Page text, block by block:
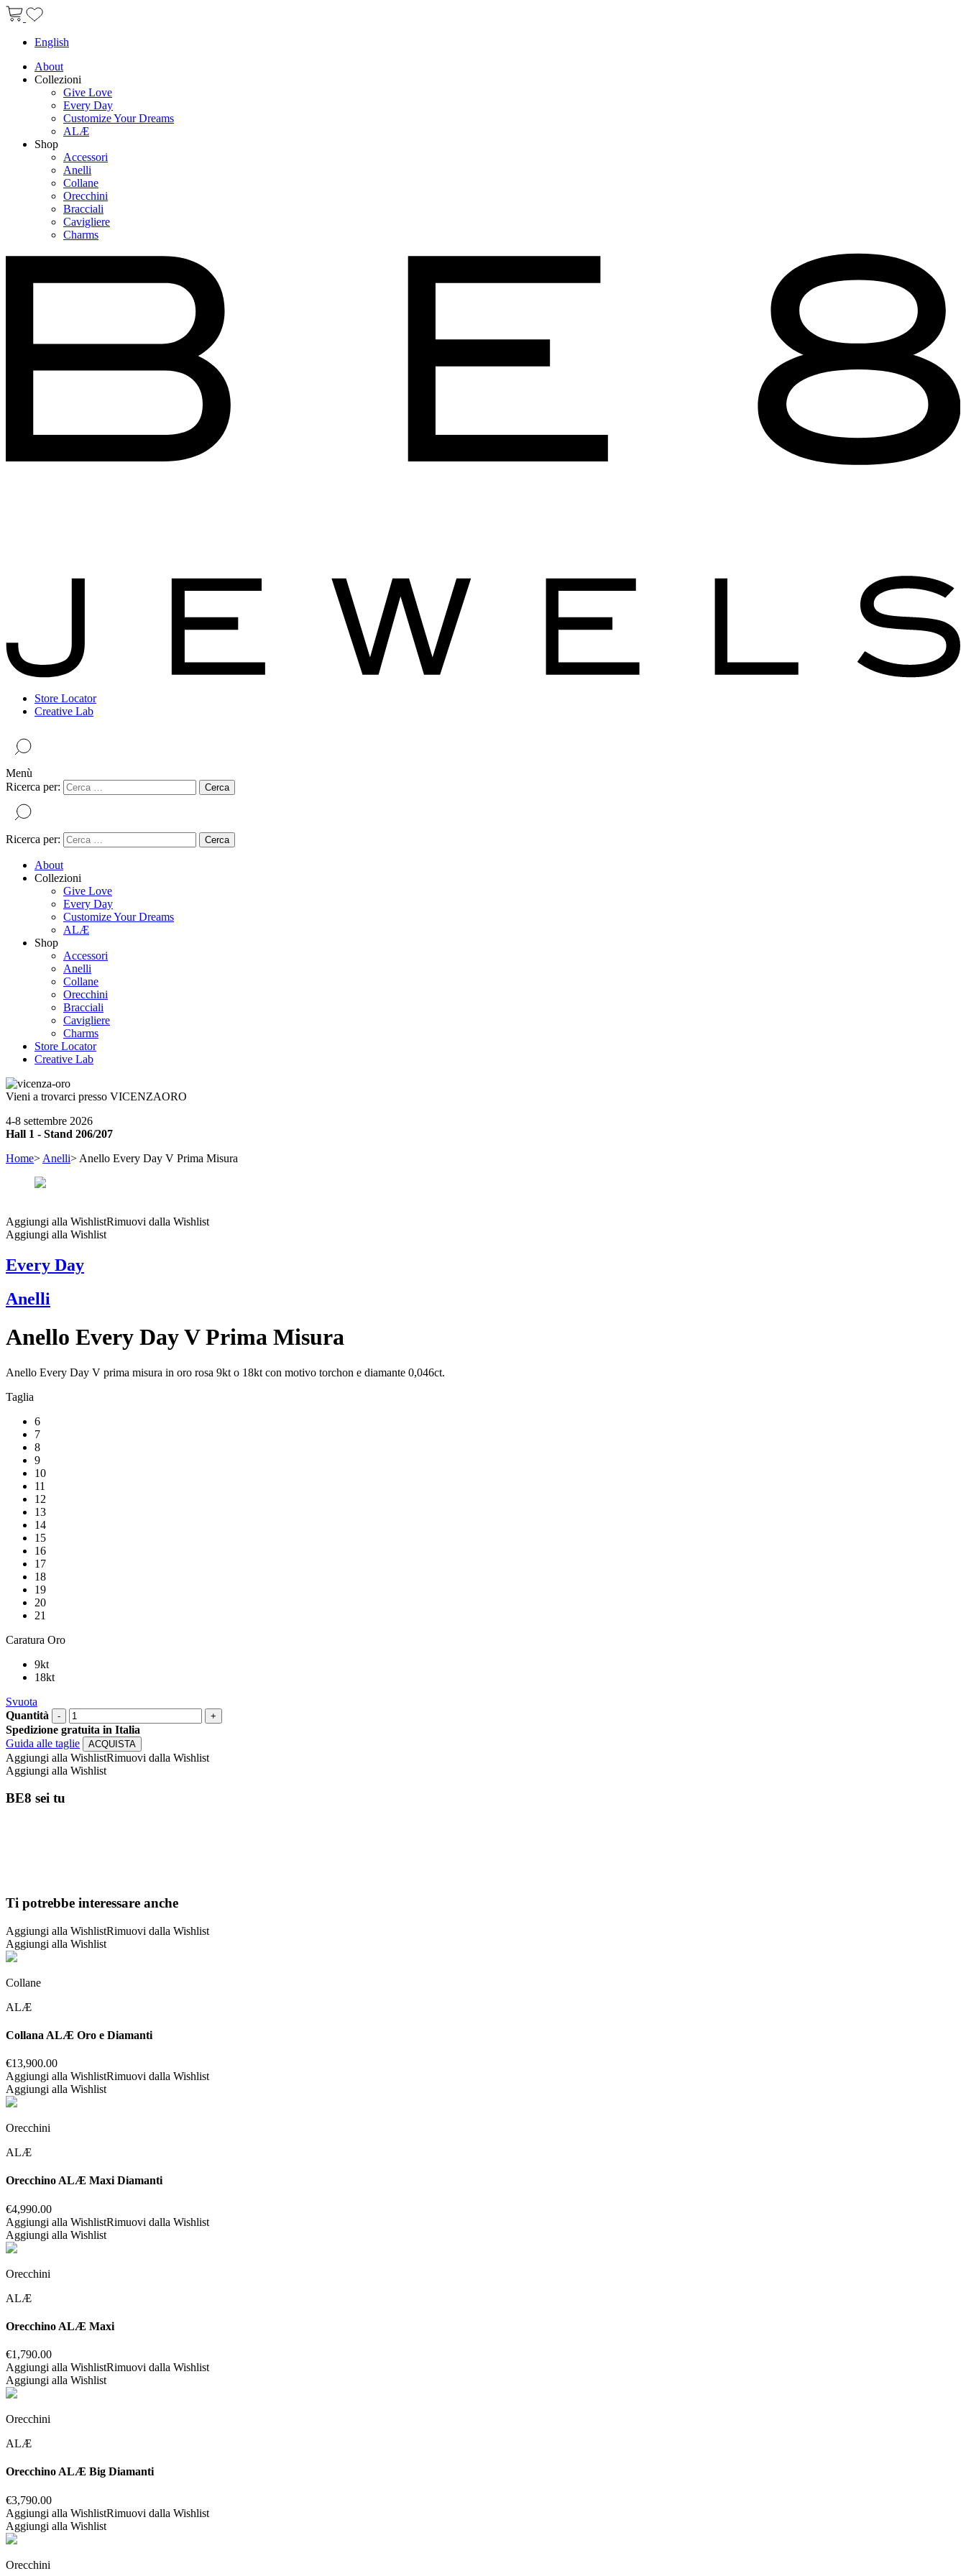
English
About
Collezioni
Give Love
Every Day
Customize Your Dreams
ALÆ
Shop
Accessori
Anelli
Collane
Orecchini
Bracciali
Cavigliere
Charms
Store Locator
Creative Lab
Menù
Ricerca per:
Ricerca per:
About
Collezioni
Give Love
Every Day
Customize Your Dreams
ALÆ
Shop
Accessori
Anelli
Collane
Orecchini
Bracciali
Cavigliere
Charms
Store Locator
Creative Lab
Vieni a trovarci presso VICENZAORO
4-8 settembre 2026
Hall 1 - Stand 206/207
Home> Anelli> Anello Every Day V Prima Misura
Aggiungi alla WishlistRimuovi dalla Wishlist
Aggiungi alla Wishlist
Every Day
Anelli
Anello Every Day V Prima Misura
Anello Every Day V prima misura in oro rosa 9kt o 18kt con motivo torchon e diamante 0,046ct.
Taglia
6
7
8
9
10
11
12
13
14
15
16
17
18
19
20
21
Caratura Oro
9kt
18kt
Svuota
Quantità
Spedizione gratuita in Italia
Guida alle taglie
ACQUISTA
Aggiungi alla WishlistRimuovi dalla Wishlist
Aggiungi alla Wishlist
BE8 sei tu
Ti potrebbe interessare anche
Aggiungi alla WishlistRimuovi dalla Wishlist
Aggiungi alla Wishlist
Collane
ALÆ
Collana ALÆ Oro e Diamanti
€13,900.00
Aggiungi alla WishlistRimuovi dalla Wishlist
Aggiungi alla Wishlist
Orecchini
ALÆ
Orecchino ALÆ Maxi Diamanti
€4,990.00
Aggiungi alla WishlistRimuovi dalla Wishlist
Aggiungi alla Wishlist
Orecchini
ALÆ
Orecchino ALÆ Maxi
€1,790.00
Aggiungi alla WishlistRimuovi dalla Wishlist
Aggiungi alla Wishlist
Orecchini
ALÆ
Orecchino ALÆ Big Diamanti
€3,790.00
Aggiungi alla WishlistRimuovi dalla Wishlist
Aggiungi alla Wishlist
Orecchini